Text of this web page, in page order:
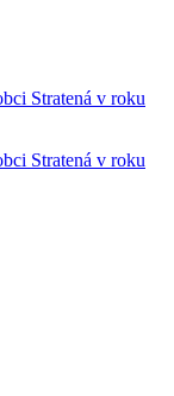
Stratená v roku
Stratená v roku